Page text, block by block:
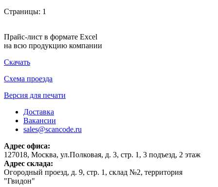
Страницы: 1
Прайс-лист в формате Excel
на всю продукцию компании
Скачать
Схема проезда
Версия для печати
Доставка
Вакансии
sales@scancode.ru
Адрес офиса:
127018, Москва, ул.Полковая, д. 3, стр. 1, 3 подъезд, 2 этаж
Адрес склада:
Огородный проезд, д. 9, стр. 1, склад №2, территория
"Гвидон"